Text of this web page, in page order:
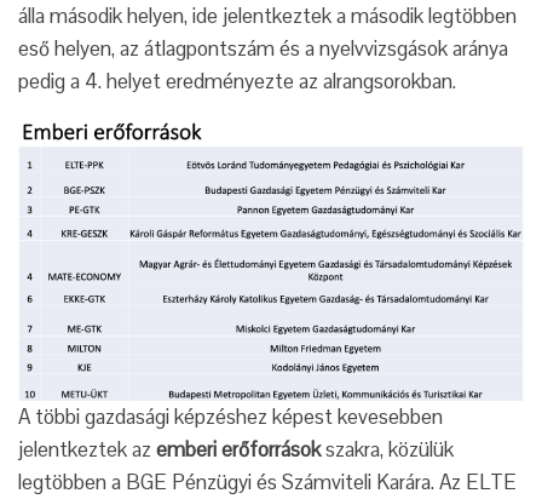
álla második helyen, ide jelentkeztek a második legtöbben
eső helyen, az átlagpontszám és a nyelvvizsgások aránya
pedig a 4. helyet eredményezte az alrangsorokban.
A többi gazdasági képzéshez képest kevesebben
jelentkeztek az emberi erőforrásokszakra, közülük
legtöbben a BGE Pénzügyi és Számviteli Karára. Az ELTE